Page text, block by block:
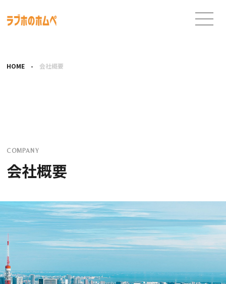
HOME - 会社概要
COMPANY
会社概要